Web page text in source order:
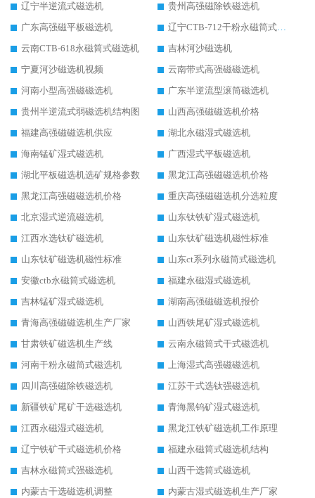
辽宁半逆流式磁选机
贵州高强磁除铁磁选机
广东高强磁平板磁选机
辽宁CTB-712干粉永磁筒式磁选机
云南CTB-618永磁筒式磁选机
吉林河沙磁选机
宁夏河沙磁选机视频
云南带式高强磁磁选机
河南小型高强磁磁选机
广东半逆流型滚筒磁选机
贵州半逆流式弱磁选机结构图
山西高强磁磁选机价格
福建高强磁磁选机供应
湖北永磁湿式磁选机
海南锰矿湿式磁选机
广西湿式平板磁选机
湖北平板磁选机选矿规格参数
黑龙江高强磁磁选机价格
黑龙江高强磁磁选机价格
重庆高强磁磁选机分选粒度
北京湿式逆流磁选机
山东钛铁矿湿式磁选机
江西水选钛矿磁选机
山东钛矿磁选机磁性标准
山东钛矿磁选机磁性标准
山东ct系列永磁筒式磁选机
安徽ctb永磁筒式磁选机
福建永磁湿式磁选机
吉林锰矿湿式磁选机
湖南高强磁磁选机报价
青海高强磁磁选机生产厂家
山西铁尾矿湿式磁选机
甘肃铁矿磁选机生产线
云南永磁筒式干式磁选机
河南干粉永磁筒式磁选机
上海湿式高强磁磁选机
四川高强磁除铁磁选机
江苏干式选钛强磁选机
新疆铁矿尾矿干选磁选机
青海黑钨矿湿式磁选机
江西永磁湿式磁选机
黑龙江铁矿磁选机工作原理
辽宁铁矿干式磁选机价格
福建永磁筒式磁选机结构
吉林永磁筒式强磁选机
山西干选筒式磁选机
内蒙古干选磁选机调整
内蒙古湿式磁选机生产厂家